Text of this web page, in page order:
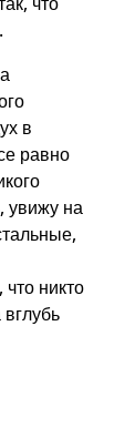
в
равно
увижу на
никто